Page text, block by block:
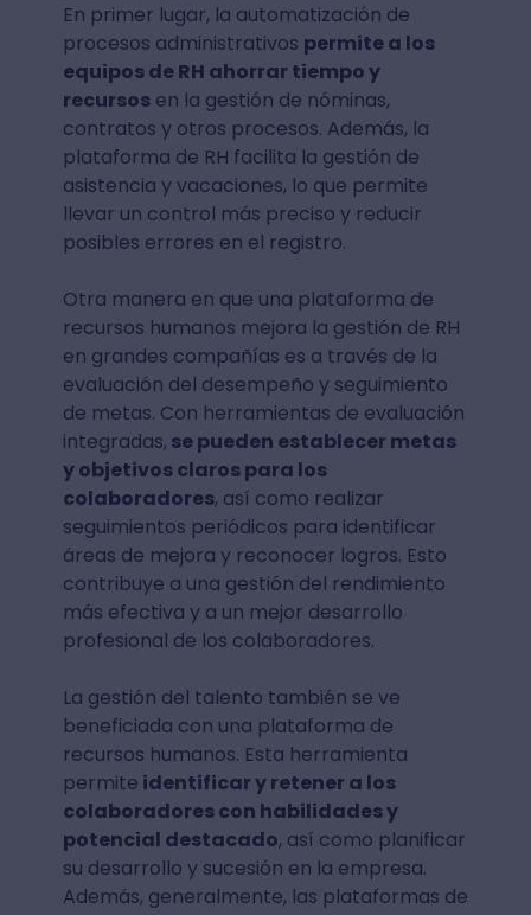
En primer lugar, la automatización de
procesos administrativos permite a los
equipos de RH ahorrar tiempo y
recursosen la gestión de nóminas,
contratos y otros procesos. Además, la
plataforma de RH facilita la gestión de
asistencia y vacaciones, lo que permite
llevar un control más preciso y reducir
posibles errores en el registro.
Otra manera en que una plataforma de
recursos humanos mejora la gestión de RH
en grandes compañías es a través de la
evaluación del desempeño y seguimiento
de metas. Con herramientas de evaluación
integradas, se pueden establecer metas
y objetivos claros para los
colaboradores, así como realizar
seguimientos periódicos para identificar
áreas de mejora y reconocer logros. Esto
contribuye a una gestión del rendimiento
más efectiva y a un mejor desarrollo
profesional de los colaboradores.
La gestión del talento también se ve
beneficiada con una plataforma de
recursos humanos. Esta herramienta
permite identificar y retener a los
colaboradores con habilidades y
potencial destacado, así como planificar
su desarrollo y sucesión en la empresa.
Además, generalmente, las plataformas de